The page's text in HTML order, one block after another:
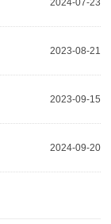
2024-07-23
2023-08-21
2023-09-15
2024-09-20